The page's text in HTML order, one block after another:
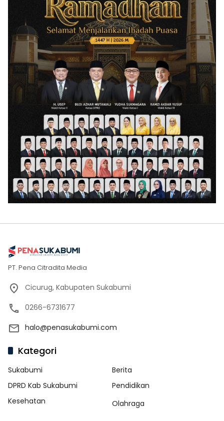
PT. Pena Citradita Media
Cicurug, Kabupaten Sukabumi
0266-6731677
halo@penasukabumi.com
Kategori
Sukabumi
Berita
DPRD Kab Sukabumi
Pendidikan
Kesehatan
Olahraga